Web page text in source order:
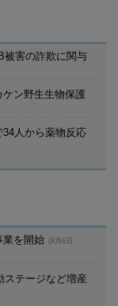
害の詐欺に関与
ン野生生物保護
人から薬物反応
業を開始
(8月6日
ステージなど増産